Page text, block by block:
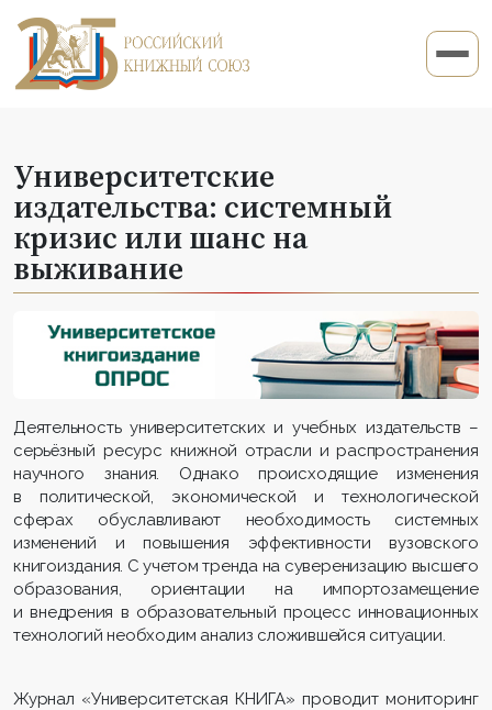
Университетские
издательства: системный
кризис или шанс на
выживание
Деятельность университетских и учебных издательств –
серьёзный ресурс книжной отрасли и распространения
научного знания. Однако происходящие изменения
в политической, экономической и технологической
сферах обуславливают необходимость системных
изменений и повышения эффективности вузовского
книгоиздания. С учетом тренда на суверенизацию высшего
образования, ориентации на импортозамещение
и внедрения в образовательный процесс инновационных
технологий необходим анализ сложившейся ситуации.
Журнал «Университетская КНИГА» проводит мониторинг